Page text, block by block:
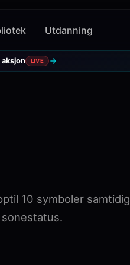
Utdanning
LIVE
10 symboler samtidig